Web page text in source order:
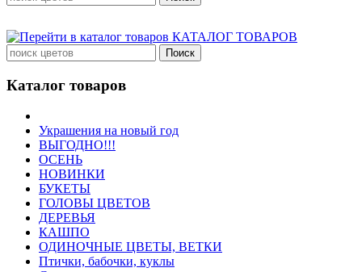
КАТАЛОГ ТОВАРОВ
Каталог товаров
Украшения на новый год
ВЫГОДНО!!!
ОСЕНЬ
НОВИНКИ
БУКЕТЫ
ГОЛОВЫ ЦВЕТОВ
ДЕРЕВЬЯ
КАШПО
ОДИНОЧНЫЕ ЦВЕТЫ, ВЕТКИ
Птички, бабочки, куклы